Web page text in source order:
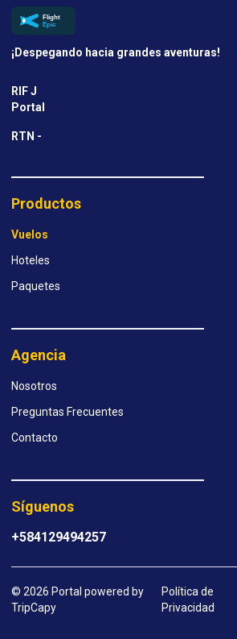
¡Despegando hacia grandes aventuras!
RIF J
Portal
RTN -
Productos
Vuelos
Hoteles
Paquetes
Agencia
Nosotros
Preguntas Frecuentes
Contacto
Síguenos
+584129494257
© 2026 Portal powered by
TripCapy
Política de
Privacidad